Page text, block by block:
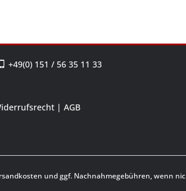
+49(0) 151 / 56 35 11 33
AGB
und ggf. Nachnahmegebühren, wenn